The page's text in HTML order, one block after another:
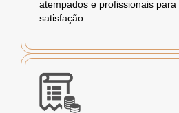
atempados e profissionais
satisfação.